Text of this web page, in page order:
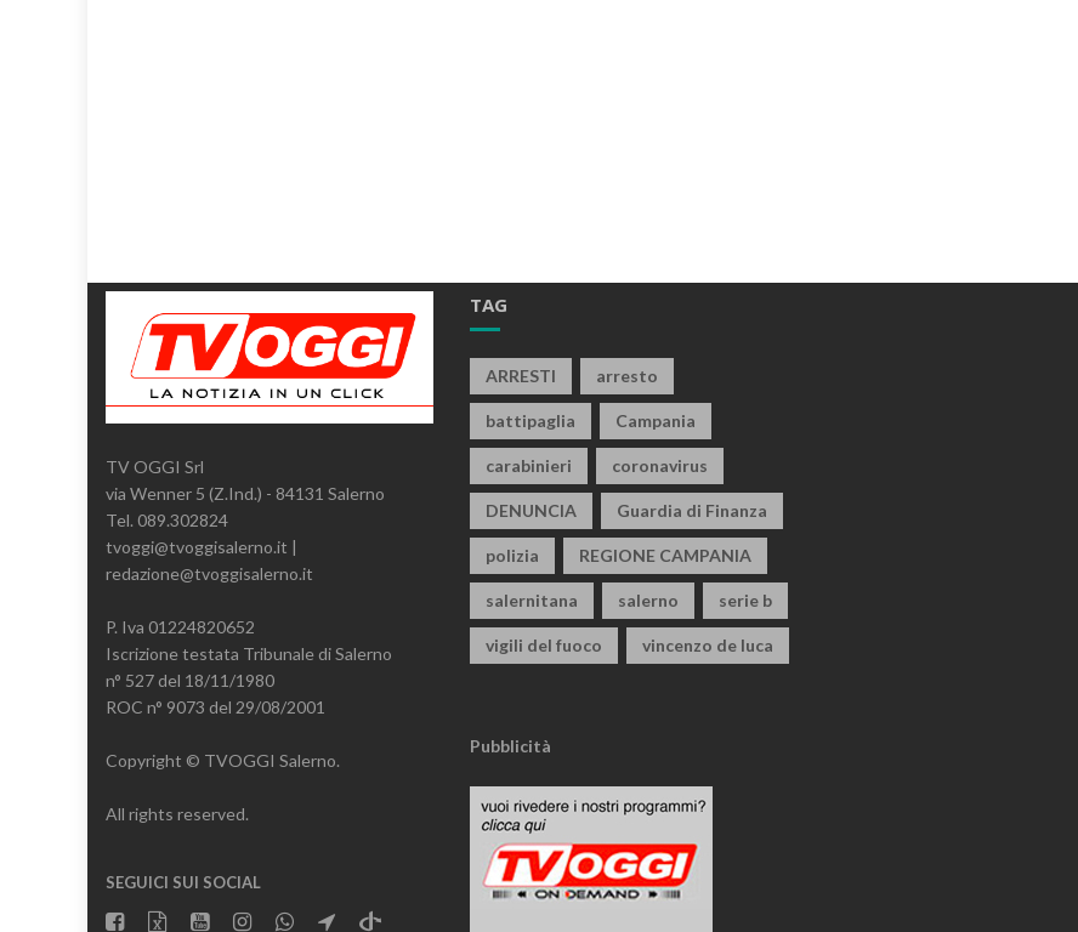
TV OGGI Srl
via Wenner 5 (Z.Ind.) - 84131 Salerno
Tel. 089.302824
tvoggi@tvoggisalerno.it |
redazione@tvoggisalerno.it
P. Iva 01224820652
Iscrizione testata Tribunale di Salerno
n° 527 del 18/11/1980
ROC n° 9073 del 29/08/2001
Copyright © TVOGGI Salerno.
All rights reserved.
SEGUICI SUI SOCIAL
TAG
ARRESTI arresto
battipaglia Campania
carabinieri coronavirus
DENUNCIA Guardia di Finanza
polizia REGIONE CAMPANIA
salernitana salerno serie b
vigili del fuoco vincenzo de luca
Pubblicità